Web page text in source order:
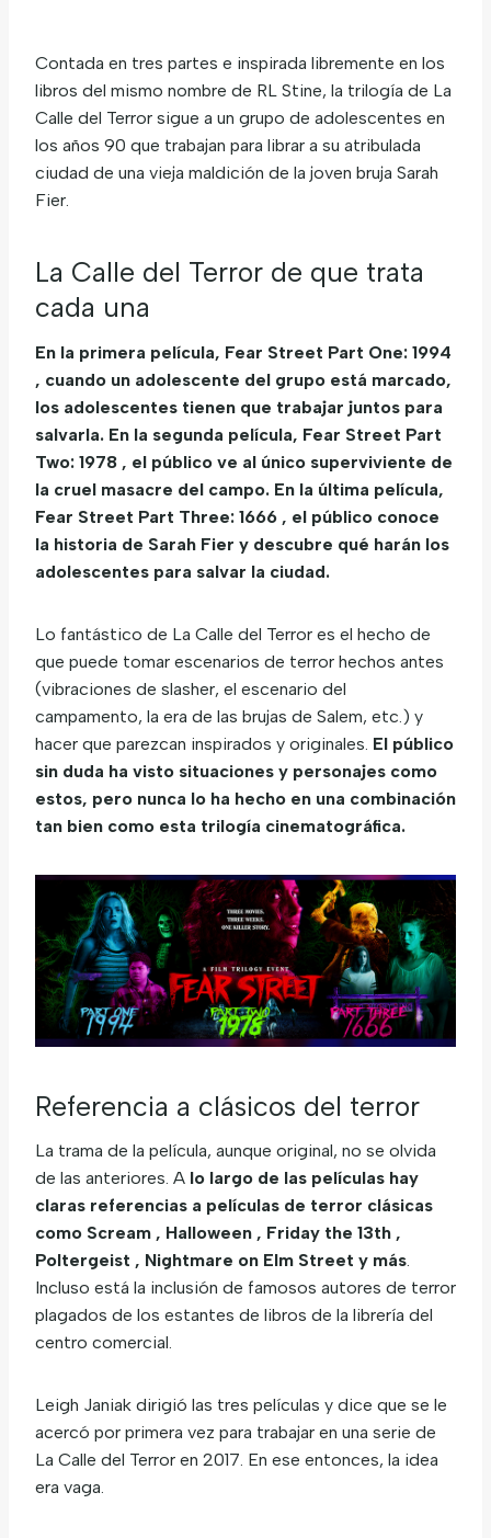
Contada en tres partes e inspirada libremente en los
libros del mismo nombre de RL Stine, la trilogía de La
Calle del Terror sigue a un grupo de adolescentes en
los años 90 que trabajan para librar a su atribulada
ciudad de una vieja maldición de la joven bruja Sarah
Fier.
La Calle del Terror de que trata
cada una
En la primera película, Fear Street Part One: 1994
, cuando un adolescente del grupo está marcado,
los adolescentes tienen que trabajar juntos para
salvarla. En la segunda película, Fear Street Part
Two: 1978 , el público ve al único superviviente de
la cruel masacre del campo. En la última película,
Fear Street Part Three: 1666 , el público conoce
la historia de Sarah Fier y descubre qué harán los
adolescentes para salvar la ciudad.
Lo fantástico de La Calle del Terror es el hecho de
que puede tomar escenarios de terror hechos antes
(vibraciones de slasher, el escenario del
campamento, la era de las brujas de Salem, etc.) y
hacer que parezcan inspirados y originales. El público
sin duda ha visto situaciones y personajes como
estos, pero nunca lo ha hecho en una combinación
tan bien como esta trilogía cinematográfica.
Referencia a clásicos del terror
La trama de la película, aunque original, no se olvida
de las anteriores. A lo largo de las películas hay
claras referencias a películas de terror clásicas
como Scream , Halloween , Friday the 13th ,
Poltergeist , Nightmare on Elm Street y más.
Incluso está la inclusión de famosos autores de terror
plagados de los estantes de libros de la librería del
centro comercial.
Leigh Janiak dirigió las tres películas y dice que se le
acercó por primera vez para trabajar en una serie de
La Calle del Terror en 2017. En ese entonces, la idea
era vaga.